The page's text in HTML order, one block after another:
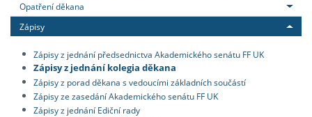
Opatření děkana
Zápisy
Zápisy z jednání předsednictva Akademického senátu FF UK
Zápisy z jednání kolegia děkana
Zápisy z porad děkana s vedoucími základních součástí
Zápisy ze zasedání Akademického senátu FF UK
Zápisy z jednání Ediční rady